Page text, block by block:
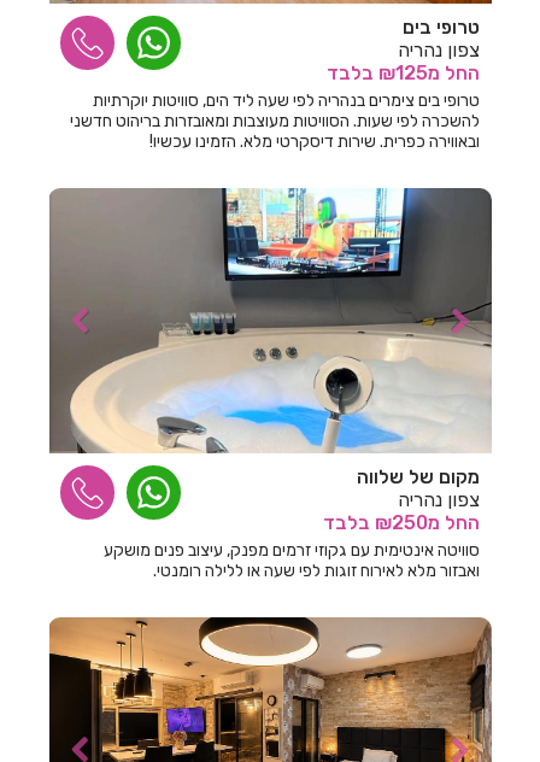
חדרים לפי שעה בברק
חדרים לפי שעה בבת ים
חדרים לפי שעה בגבע בנימין
חדרים לפי שעה בגבעת אבני
חדרים לפי שעה בגבעת אולגה
חדרים לפי שעה בגבעת יערים
חדרים לפי שעה בגבעת נילי
חדרים לפי שעה בגבעתיים
חדרים לפי שעה בגדרה
חדרים לפי שעה בגורן
חדרים לפי שעה בגינוסר
חדרים לפי שעה בגליל עליון
חדרים לפי שעה בגרנות הגליל
חדרים לפי שעה בדבורה
חדרים לפי שעה בדובב
טרופי בים
צפון נהריה
החל מ₪125 בלבד
טרופי בים צימרים בנהריה לפי שעה ליד הים, סוויטות יוקרתיות
להשכרה לפי שעות. הסוויטות מעוצבות ומאובזרות בריהוט חדשני
ובאווירה כפרית. שירות דיסקרטי מלא. הזמינו עכשיו!
מקום של שלווה
צפון נהריה
החל מ₪250 בלבד
סוויטה אינטימית עם גקוזי זרמים מפנק, עיצוב פנים מושקע
ואבזור מלא לאירוח זוגות לפי שעה או ללילה רומנטי.